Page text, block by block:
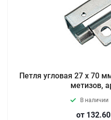
Петля угловая 27 х 70
метизов,
В наличии
от 132.60